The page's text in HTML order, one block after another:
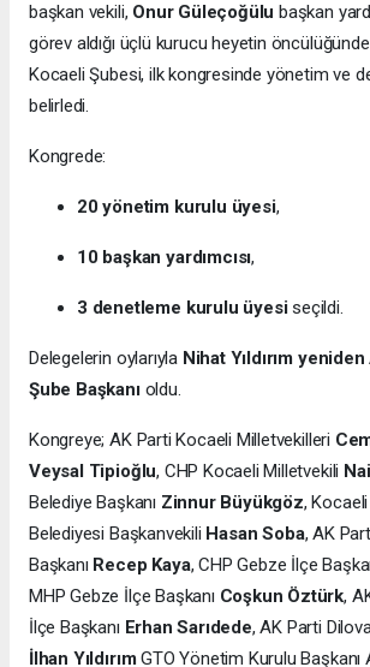
başkan vekili, Onur Güleçoğülu başkan
görev aldığı üçlü kurucu heyetin
Kocaeli Şubesi, ilk kongresinde yönetim ve
belirledi.
Kongrede:
20 yönetim kurulu üyesi,
10 başkan yardımcısı,
3 denetleme kurulu üyesiseçildi.
Delegelerin oylarıyla Nihat Yıldırım
Şube Başkanıoldu.
Kongreye; AK Parti Kocaeli Milletvekilleri
Veysal Tipioğlu, CHP Kocaeli Milletvekili
Belediye Başkanı Zinnur Büyükgöz,
Belediyesi Başkanvekili Hasan Soba, AK
Başkanı Recep Kaya, CHP Gebze İlçe
MHP Gebze İlçe Başkanı Coşkun Öztürk,
İlçe Başkanı Erhan Sarıdede, AK Parti
İlhan YıldırımGTO Yönetim Kurulu Başkanı